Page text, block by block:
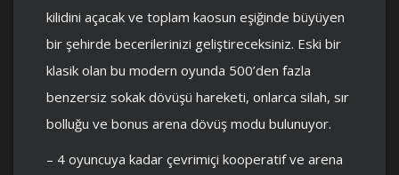
kilidini açacak ve toplam kaosun eşiğinde büyüyen
bir şehirde becerilerinizi geliştireceksiniz. Eski bir
klasik olan bu modern oyunda 500’den fazla
benzersiz sokak dövüşü hareketi, onlarca silah, sır
bolluğu ve bonus arena dövüş modu bulunuyor.
– 4 oyuncuya kadar çevrimiçi kooperatif ve arena